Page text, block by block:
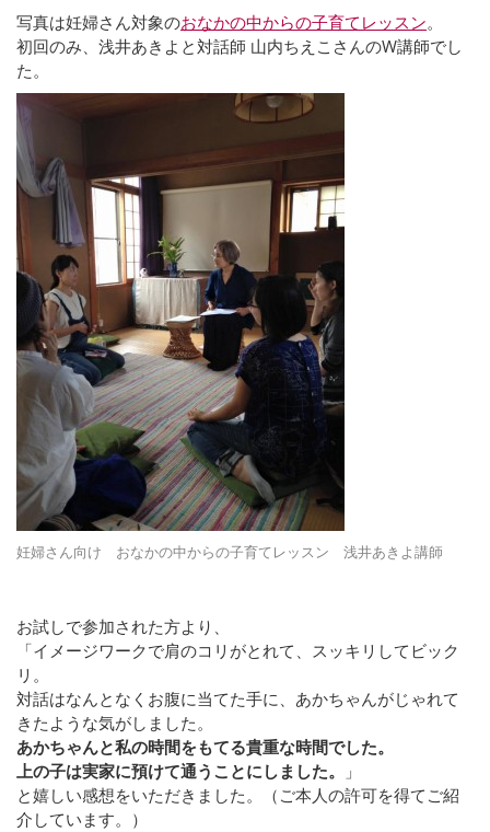
写真は妊婦さん対象のおなかの中からの子育てレッスン。
初回のみ、浅井あきよと対話師 山内ちえこさんのW講師でし
た。
妊婦さん向け おなかの中からの子育てレッスン 浅井あきよ講師
お試しで参加された方より、
「イメージワークで肩のコリがとれて、スッキリしてビック
リ。
対話はなんとなくお腹に当てた手に、あかちゃんがじゃれて
きたような気がしました。
あかちゃんと私の時間をもてる貴重な時間でした。
上の子は実家に預けて通うことにしました。
」
と嬉しい感想をいただきました。（ご本人の許可を得てご紹
介しています。）